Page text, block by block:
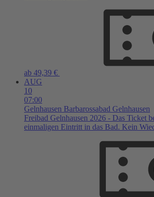
ab 49,39 €
AUG
10
07:00
Gelnhausen Barbarossabad Gelnhausen
Freibad Gelnhausen 2026 - Das Ticket
einmaligen Eintritt in das Bad. Kein